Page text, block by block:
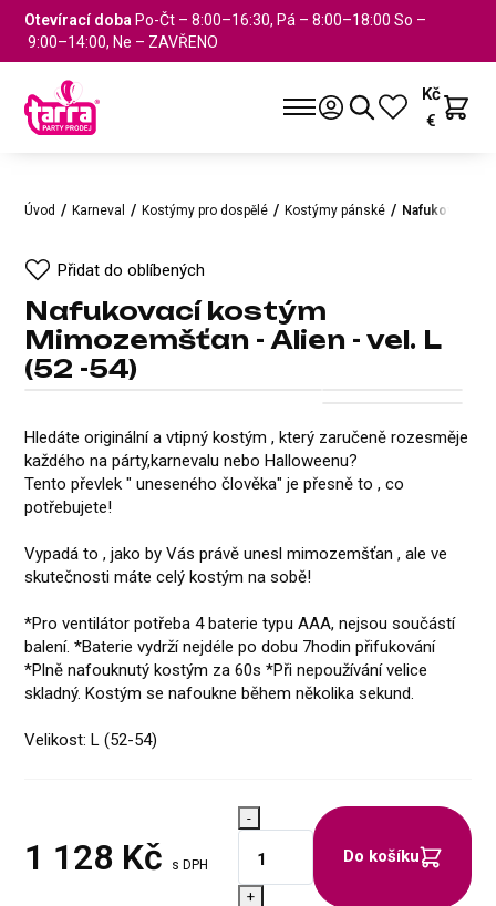
Otevírací doba Po-Čt – 8:00–16:30, Pá – 8:00–18:00 So –
9:00–14:00, Ne – ZAVŘENO
Kč
€
Úvod Karneval Kostýmy pro dospělé Kostýmy pánské Nafukovací
Přidat do oblíbených
Nafukovací kostým
Mimozemšťan - Alien - vel. L
(52 -54)
Hledáte originální a vtipný kostým , který zaručeně rozesměje
každého na párty,karnevalu nebo Halloweenu?
Tento převlek " uneseného člověka" je přesně to , co
potřebujete!
Vypadá to , jako by Vás právě unesl mimozemšťan , ale ve
skutečnosti máte celý kostým na sobě!
*Pro ventilátor potřeba 4 baterie typu AAA, nejsou součástí
balení. *Baterie vydrží nejdéle po dobu 7hodin přifukování
*Plně nafouknutý kostým za 60s *Při nepoužívání velice
skladný. Kostým se nafoukne během několika sekund.
Velikost: L (52-54)
1 128 Kč s DPH
-
+
Do košíku